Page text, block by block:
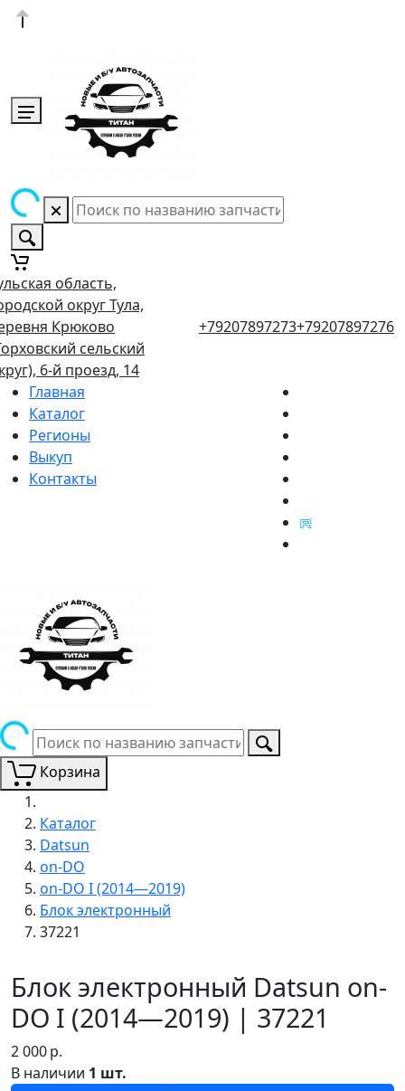
область,
округ Тула,
Крюково
сельский
6-й проезд, 14
+79207897273+79207897276
Главная
Каталог
Регионы
Выкуп
Контакты
Корзина
Каталог
Datsun
on-DO
on-DO I (2014—2019)
Блок электронный
37221
Блок электронный Datsun on-
DO I (2014—2019) | 37221
2 000р.
В наличии 1 шт.